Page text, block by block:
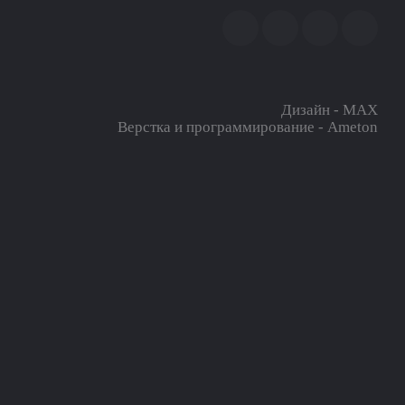
Дизайн - MAX
Верстка и программирование - Ameton